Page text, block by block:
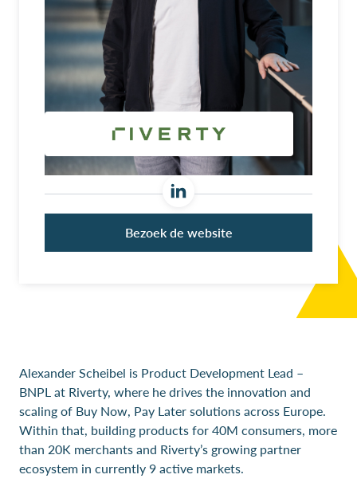
Bezoek de website
Alexander Scheibel is Product Development Lead –
BNPL at Riverty, where he drives the innovation and
scaling of Buy Now, Pay Later solutions across Europe.
Within that, building products for 40M consumers, more
than 20K merchants and Riverty’s growing partner
ecosystem in currently 9 active markets.